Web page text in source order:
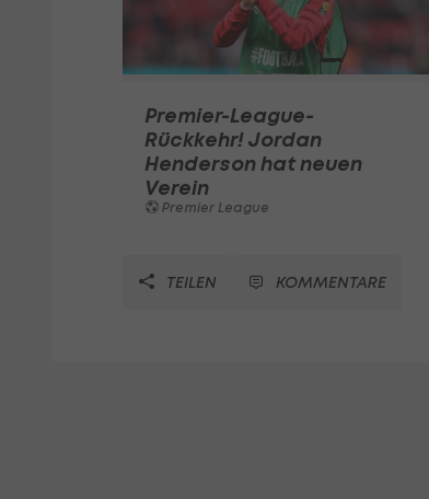
Premier-League-
Rückkehr! Jordan
Henderson hat neuen
Verein
Premier League
TEILEN KOMMENTARE